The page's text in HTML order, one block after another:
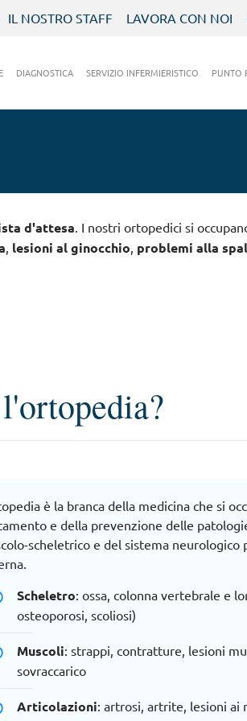
IL NOSTRO STAFF LAVORA CON NOI
DIAGNOSTICA SERVIZIO INFERMIERISTICO PUNTO
d'attesa . I nostri ortopedici si
lesioni al ginocchio problemi alla
è la branca della medicina che si
e della prevenzione delle
scheletrico e del sistema neurologico
Scheletro: ossa, colonna vertebrale e
osteoporosi, scoliosi)
Muscoli: strappi, contratture, lesioni
sovraccarico
Articolazioni: artrosi, artrite, lesioni ai